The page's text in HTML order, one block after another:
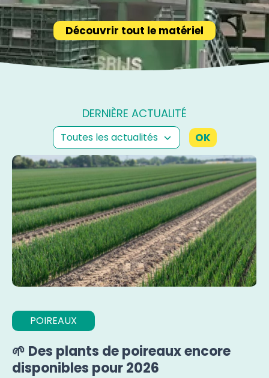
Découvrir tout le matériel
DERNIÈRE ACTUALITÉ
OK
POIREAUX
🌱 Des plants de poireaux encore
disponibles pour 2026